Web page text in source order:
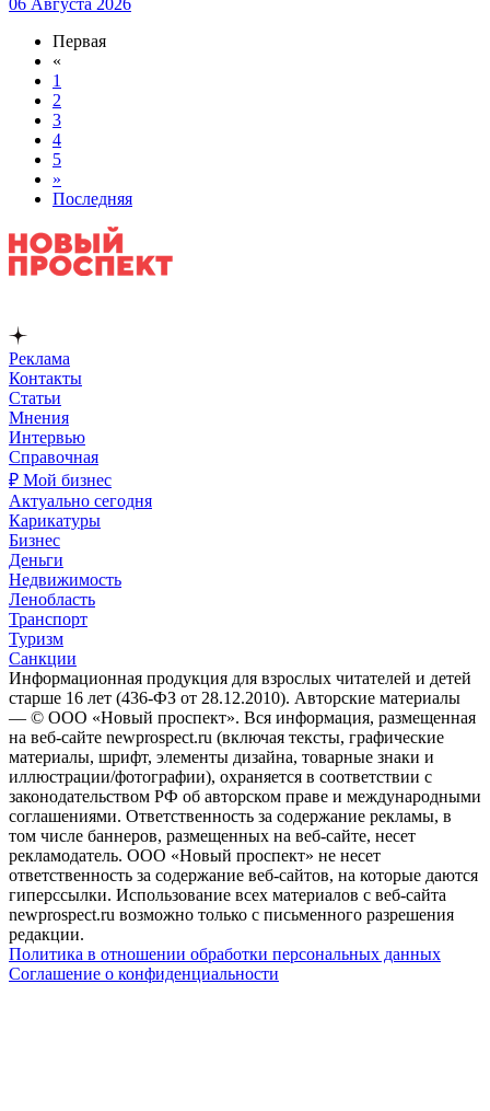
Первая
«
1
2
3
4
5
»
Последняя
Реклама
Контакты
Статьи
Мнения
Интервью
Справочная
₽ Мой бизнес
Актуально сегодня
Карикатуры
Бизнес
Деньги
Недвижимость
Ленобласть
Транспорт
Туризм
Санкции
Информационная продукция для взрослых читателей и детей
старше 16 лет (436-ФЗ от 28.12.2010). Авторские материалы
— © ООО «Новый проспект». Вся информация, размещенная
на веб-сайте newprospect.ru (включая тексты, графические
материалы, шрифт, элементы дизайна, товарные знаки и
иллюстрации/фотографии), охраняется в соответствии с
законодательством РФ об авторском праве и международными
соглашениями. Ответственность за содержание рекламы, в
том числе баннеров, размещенных на веб-сайте, несет
рекламодатель. ООО «Новый проспект» не несет
ответственность за содержание веб-сайтов, на которые даются
гиперссылки. Использование всех материалов с веб-сайта
newprospect.ru возможно только с письменного разрешения
редакции.
Политика в отношении обработки персональных данных
Соглашение о конфиденциальности